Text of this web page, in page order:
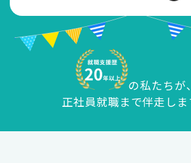
の私たちが、
正社員就職まで伴走しま